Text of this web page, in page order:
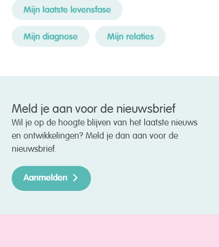
Mijn laatste levensfase
Mijn diagnose Mijn relaties
Meld je aan voor de nieuwsbrief
Wil je op de hoogte blijven van het laatste nieuws
en ontwikkelingen? Meld je dan aan voor de
nieuwsbrief.
Aanmelden